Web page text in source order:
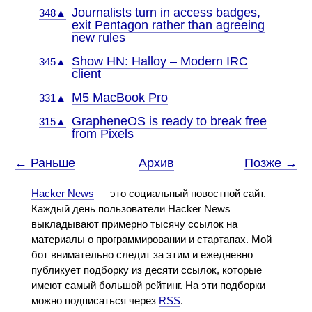
348▲
Journalists turn in access badges,
exit Pentagon rather than agreeing
new rules
345▲
Show HN: Halloy – Modern IRC
client
331▲ M5 MacBook Pro
315▲
GrapheneOS is ready to break free
from Pixels
← Раньше Архив Позже →
Hacker News — это социальный новостной сайт.
Каждый день пользователи Hacker News
выкладывают примерно тысячу ссылок на
материалы о программировании и стартапах. Мой
бот внимательно следит за этим и ежедневно
публикует подборку из десяти ссылок, которые
имеют самый большой рейтинг. На эти подборки
можно подписаться через RSS.